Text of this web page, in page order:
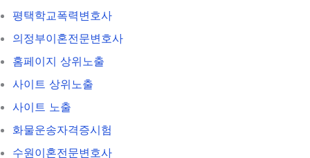
평택학교폭력변호사
의정부이혼전문변호사
홈페이지 상위노출
사이트 상위노출
사이트 노출
화물운송자격증시험
수원이혼전문변호사